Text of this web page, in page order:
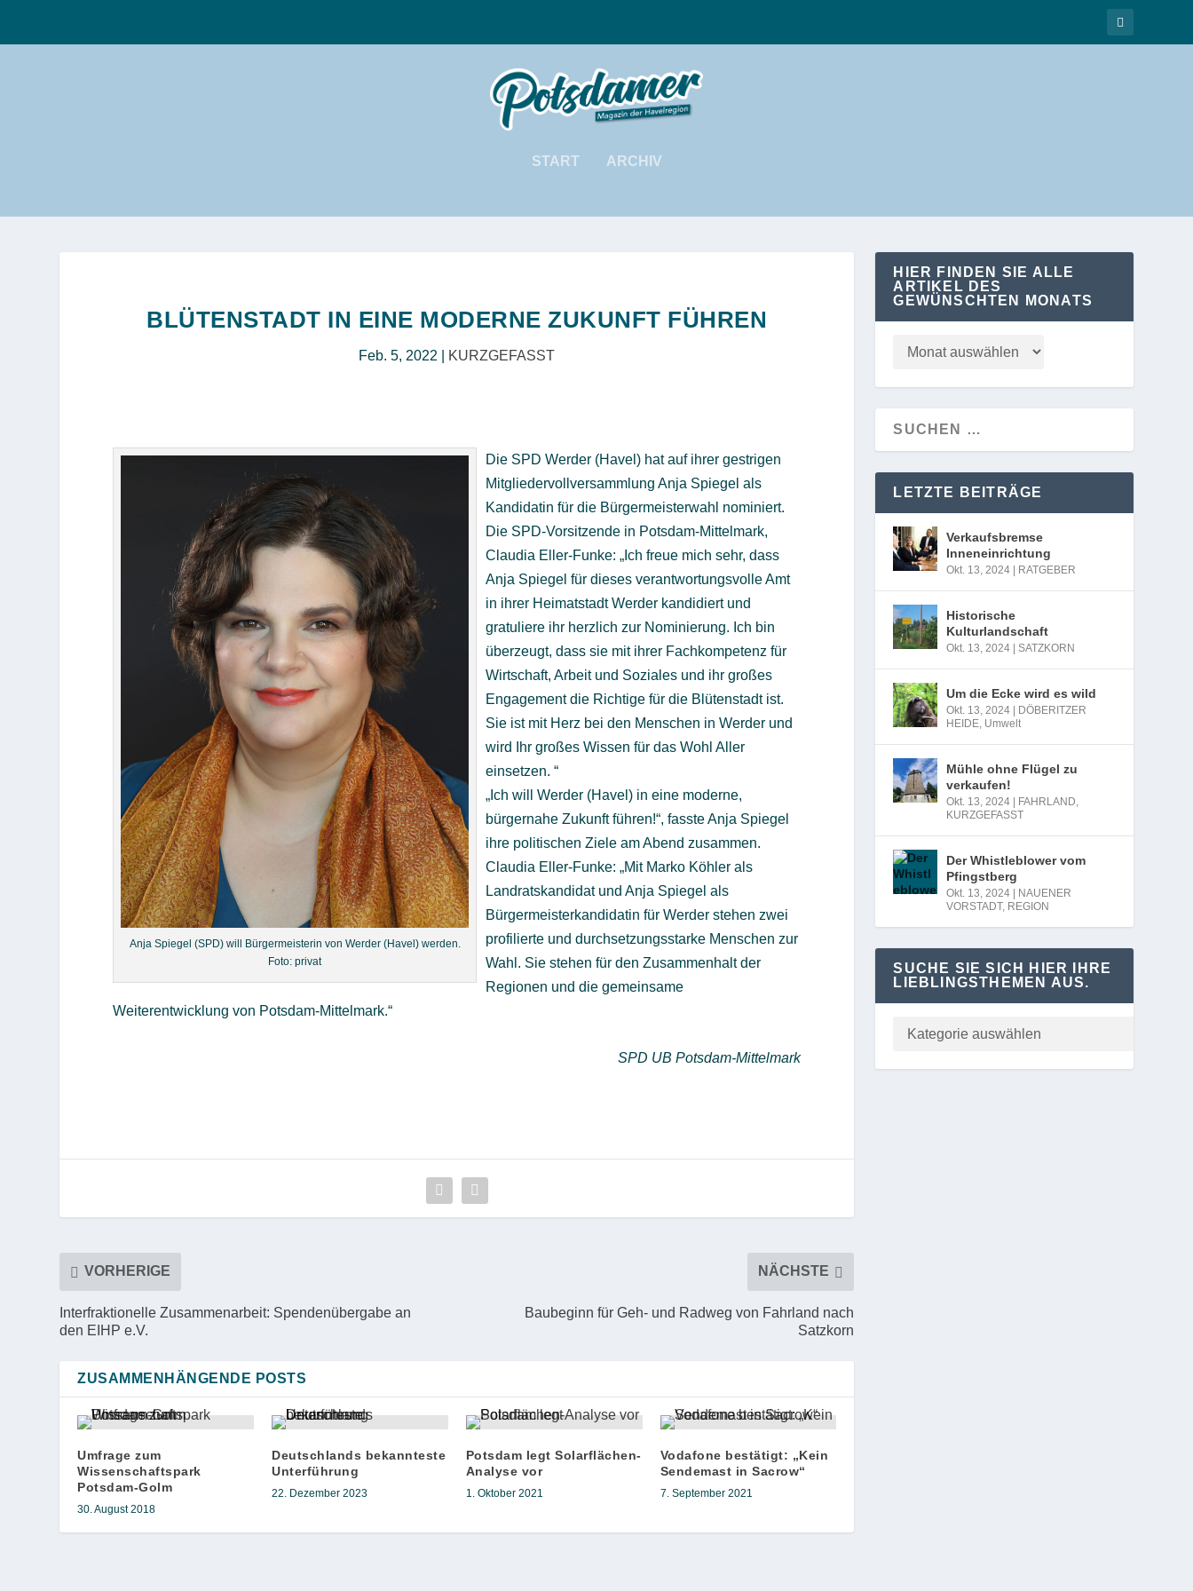
START ARCHIV
BLÜTENSTADT IN EINE MODERNE ZUKUNFT FÜHREN
Feb. 5, 2022 KURZGEFASST
Anja Spiegel (SPD) will Bürgermeisterin von Werder (Havel) werden.
Foto: privat
Die SPD Werder (Havel) hat auf ihrer gestrigen
Mitgliedervollversammlung Anja Spiegel als
Kandidatin für die Bürgermeisterwahl nominiert.
Die SPD-Vorsitzende in Potsdam-Mittelmark,
Claudia Eller-Funke: „Ich freue mich sehr, dass
Anja Spiegel für dieses verantwortungsvolle Amt
in ihrer Heimatstadt Werder kandidiert und
gratuliere ihr herzlich zur Nominierung. Ich bin
überzeugt, dass sie mit ihrer Fachkompetenz für
Wirtschaft, Arbeit und Soziales und ihr großes
Engagement die Richtige für die Blütenstadt ist.
Sie ist mit Herz bei den Menschen in Werder und
wird Ihr großes Wissen für das Wohl Aller
einsetzen. “
„Ich will Werder (Havel) in eine moderne,
bürgernahe Zukunft führen!“, fasste Anja Spiegel
ihre politischen Ziele am Abend zusammen.
Claudia Eller-Funke: „Mit Marko Köhler als
Landratskandidat und Anja Spiegel als
Bürgermeisterkandidatin für Werder stehen zwei
profilierte und durchsetzungsstarke Menschen zur
Wahl. Sie stehen für den Zusammenhalt der
Regionen und die gemeinsame
Weiterentwicklung von Potsdam-Mittelmark.“
SPD UB Potsdam-Mittelmark
VORHERIGE
Interfraktionelle Zusammenarbeit: Spendenübergabe an
den EIHP e.V.
NÄCHSTE
Baubeginn für Geh- und Radweg von Fahrland nach
Satzkorn
ZUSAMMENHÄNGENDE POSTS
Umfrage zum
Wissenschaftspark
Potsdam-Golm
30. August 2018
Deutschlands bekannteste
Unterführung
22. Dezember 2023
Potsdam legt Solarflächen-
Analyse vor
1. Oktober 2021
Vodafone bestätigt: „Kein
Sendemast in Sacrow“
7. September 2021
HIER FINDEN SIE ALLE
ARTIKEL DES
GEWÜNSCHTEN MONATS
LETZTE BEITRÄGE
Verkaufsbremse
Inneneinrichtung
Okt. 13, 2024 RATGEBER
Historische
Kulturlandschaft
Okt. 13, 2024 |SATZKORN
Um die Ecke wird es wild
Okt. 13, 2024
DÖBERITZER
HEIDE, Umwelt
Mühle ohne Flügel zu
verkaufen!
Okt. 13, 2024 FAHRLAND,
KURZGEFASST
Der Whistleblower vom
Pfingstberg
Okt. 13, 2024
NAUENER
VORSTADT, REGION
SUCHE SIE SICH HIER IHRE
LIEBLINGSTHEMEN AUS.